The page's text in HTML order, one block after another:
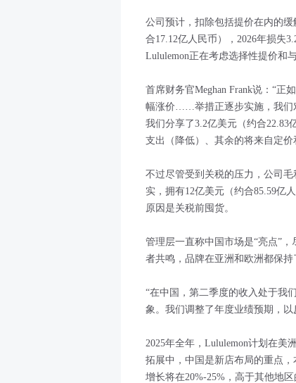
公司预计，扣除包括提价在内的
合17.12亿人民币），2026年损失
Lululemon正在考虑选择性提价和
首席财务官Meghan Frank说：“正
幅涨价……举措正逐步实施，我们
我们分享了3.2亿美元（约合22.83
支出（降低）、其余的将来自定
不过尽管受到关税的压力，公司
实，拥有12亿美元（约合85.59亿
原因是关税前囤货。
管理层一直称中国市场是“亮点”
者共鸣，品牌在亚洲和欧洲都保持
“在中国，第二季度的收入处于我
象。我们调整了年度业绩预期，
2025年全年，Lululemon计划在美
拓展中，中国是新店布局的重点
增长将在20%-25%，高于其他地